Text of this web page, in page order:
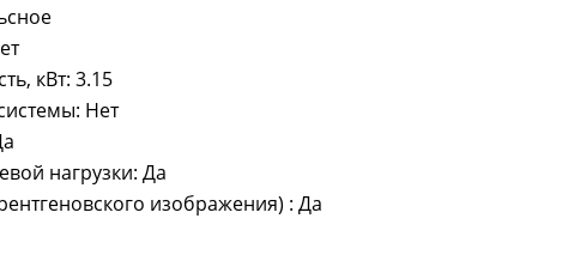
кВт: 3.15
Нет
нагрузки: Да
изображения) : Да